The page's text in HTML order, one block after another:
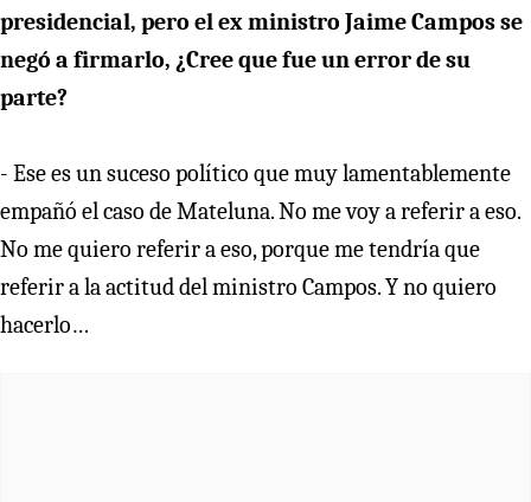
presidencial, pero el ex ministro Jaime Campos se
negó a firmarlo, ¿Cree que fue un error de su
parte?
- Ese es un suceso político que muy lamentablemente
empañó el caso de Mateluna. No me voy a referir a eso.
No me quiero referir a eso, porque me tendría que
referir a la actitud del ministro Campos. Y no quiero
hacerlo…